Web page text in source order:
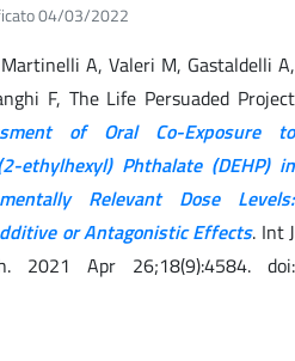
04/03/2022
A, Valeri M, Gastaldelli A,
F, The Life Persuaded Project
of Oral Co-Exposure to
ethylhexyl) Phthalate (DEHP) in
Relevant Dose Levels:
or Antagonistic Effects. Int J
2021 Apr 26;18(9):4584. doi: